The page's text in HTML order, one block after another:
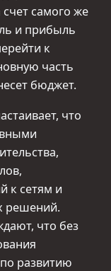
самого же
и прибыль
к
часть
бюджет.
что
к сетям и
решений.
что без
развитию